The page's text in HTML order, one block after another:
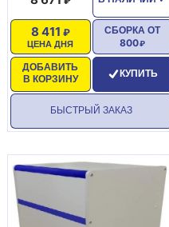
ЦЕНА ДНЯ
8 411
ДОБАВИТЬ
В КОРЗИНУ
СБОРКА ОТ
800
КУПИТЬ
БЫСТРЫЙ ЗАКАЗ